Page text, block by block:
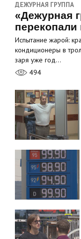
ДЕЖУРНАЯ ГРУППА
«Дежурная
перекопали
Испытание жарой:
кондиционеры в
заря уже год…
494